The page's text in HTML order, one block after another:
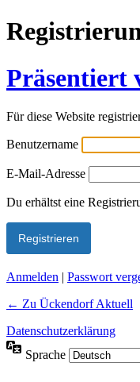
Präsentiert
Für diese Website
Benutzername
E-Mail-Adresse
Alternative:
Du erhältst eine
Anmelden | Passwort
← Zu Ückendorf Aktuell
Datenschutzerklärung
Sprache